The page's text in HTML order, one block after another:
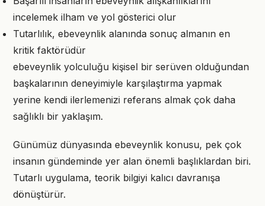
incelemek ilham ve yol gösterici olur
Tutarlılık, ebeveynlik alanında sonuç almanın en
kritik faktörüdür
ebeveynlik yolculuğu kişisel bir serüven olduğundan
başkalarının deneyimiyle karşılaştırma yapmak
yerine kendi ilerlemenizi referans almak çok daha
sağlıklı bir yaklaşım.
Günümüz dünyasında ebeveynlik konusu, pek çok
insanın gündeminde yer alan önemli başlıklardan biri.
Tutarlı uygulama, teorik bilgiyi kalıcı davranışa
dönüştürür.